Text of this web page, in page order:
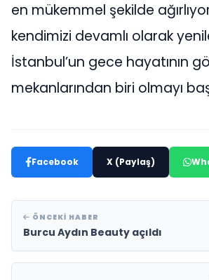
en mükemmel şekilde
kendimizi devamlı olarak
İstanbul’un gece hayatının
mekanlarından biri olmayı
Facebook X (Paylaş)
ÖNCEKI HABER
Burcu Aydın Beauty açıldı